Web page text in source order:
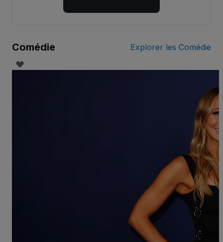
Comédie Explorer les Comédie